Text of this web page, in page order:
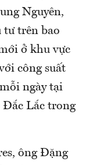
Nguyên,
tư trên bao
ở khu vực
công suất
ngày tại
Lắc trong
ông Đặng